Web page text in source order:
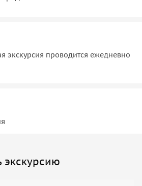
экскурсия проводится ежедневно
экскурсию